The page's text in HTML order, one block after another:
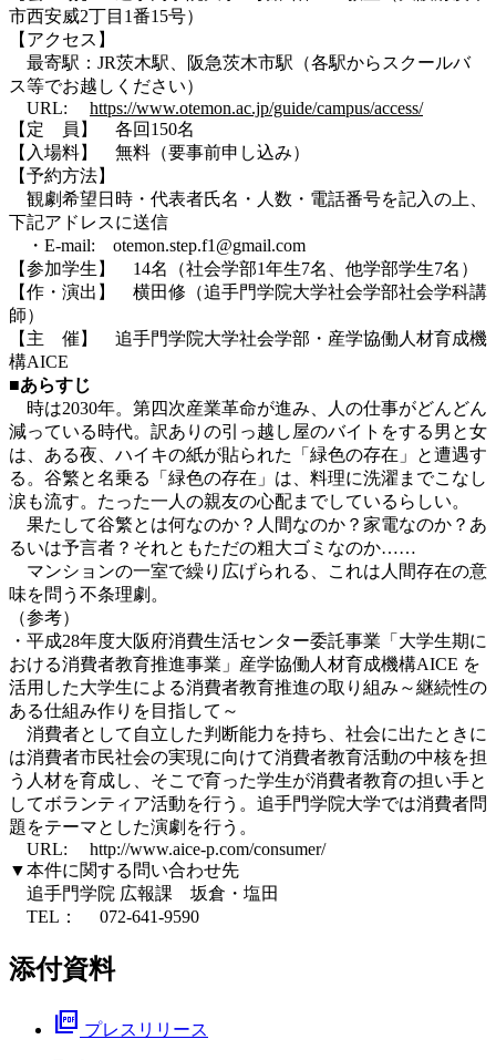
市西安威2丁目1番15号）
【アクセス】
最寄駅：JR茨木駅、阪急茨木市駅（各駅からスクールバ
ス等でお越しください）
URL: https://www.otemon.ac.jp/guide/campus/access/
【定 員】 各回150名
【入場料】 無料（要事前申し込み）
【予約方法】
観劇希望日時・代表者氏名・人数・電話番号を記入の上、
下記アドレスに送信
・E-mail: otemon.step.f1@gmail.com
【参加学生】 14名（社会学部1年生7名、他学部学生7名）
【作・演出】 横田修（追手門学院大学社会学部社会学科講
師）
【主 催】 追手門学院大学社会学部・産学協働人材育成機
構AICE
■あらすじ
時は2030年。第四次産業革命が進み、人の仕事がどんどん
減っている時代。訳ありの引っ越し屋のバイトをする男と女
は、ある夜、ハイキの紙が貼られた「緑色の存在」と遭遇す
る。谷繁と名乗る「緑色の存在」は、料理に洗濯までこなし
涙も流す。たった一人の親友の心配までしているらしい。
果たして谷繁とは何なのか？人間なのか？家電なのか？あ
るいは予言者？それともただの粗大ゴミなのか……
マンションの一室で繰り広げられる、これは人間存在の意
味を問う不条理劇。
（参考）
・平成28年度大阪府消費生活センター委託事業「大学生期に
おける消費者教育推進事業」産学協働人材育成機構AICE を
活用した大学生による消費者教育推進の取り組み～継続性の
ある仕組み作りを目指して～
消費者として自立した判断能力を持ち、社会に出たときに
は消費者市民社会の実現に向けて消費者教育活動の中核を担
う人材を育成し、そこで育った学生が消費者教育の担い手と
してボランティア活動を行う。追手門学院大学では消費者問
題をテーマとした演劇を行う。
URL: http://www.aice-p.com/consumer/
▼本件に関する問い合わせ先
追手門学院 広報課 坂倉・塩田
TEL： 072-641-9590
添付資料
picture_as_pdf プレスリリース